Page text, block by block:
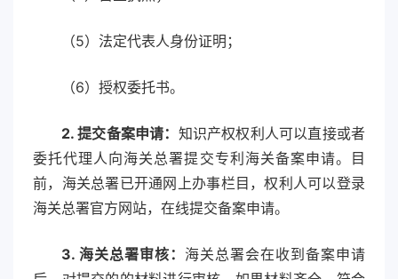
（5）法定代表人身份证明；
（6）授权委托书。
2. 提交备案申请： 知识产权权利人可以直接或者
委托代理人向海关总署提交专利海关备案申请。目
前，海关总署已开通网上办事栏目，权利人可以登录
海关总署官方网站，在线提交备案申请。
3. 海关总署审核： 海关总署会在收到备案申请